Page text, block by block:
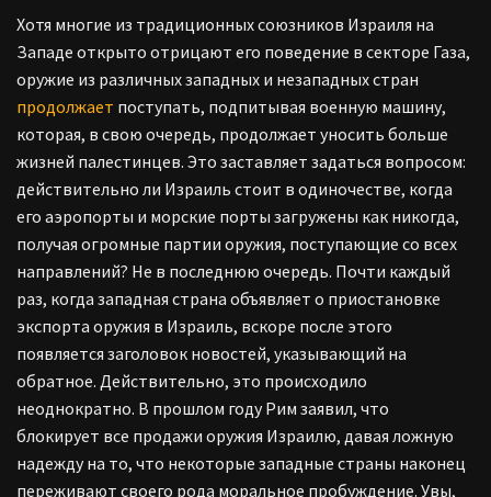
Хотя многие из традиционных союзников Израиля на
Западе открыто отрицают его поведение в секторе Газа,
оружие из различных западных и незападных стран
продолжает поступать, подпитывая военную машину,
которая, в свою очередь, продолжает уносить больше
жизней палестинцев. Это заставляет задаться вопросом:
действительно ли Израиль стоит в одиночестве, когда
его аэропорты и морские порты загружены как никогда,
получая огромные партии оружия, поступающие со всех
направлений? Не в последнюю очередь. Почти каждый
раз, когда западная страна объявляет о приостановке
экспорта оружия в Израиль, вскоре после этого
появляется заголовок новостей, указывающий на
обратное. Действительно, это происходило
неоднократно. В прошлом году Рим заявил, что
блокирует все продажи оружия Израилю, давая ложную
надежду на то, что некоторые западные страны наконец
переживают своего рода моральное пробуждение. Увы,